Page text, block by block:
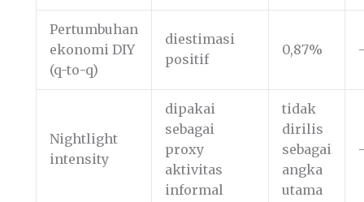
Pertumbuhan
ekonomi DIY
(q-to-q)
diestimasi
positif
0,87%
Nightlight
intensity
dipakai
sebagai
proxy
aktivitas
informal
tidak
dirilis
sebagai
angka
utama